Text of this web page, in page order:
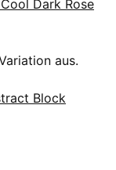
Dark Rose
aus.